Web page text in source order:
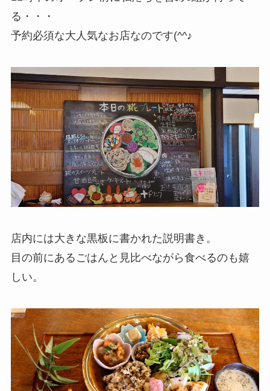
る・・・
予約必須な大人気なお店なのです(^^♪
店内には大きな黒板に書かれた説明書き。
目の前にあるごはんと見比べながら食べるのも嬉
しい。